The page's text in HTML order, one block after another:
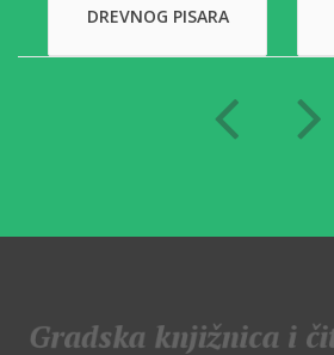
DREVNOG PISARA